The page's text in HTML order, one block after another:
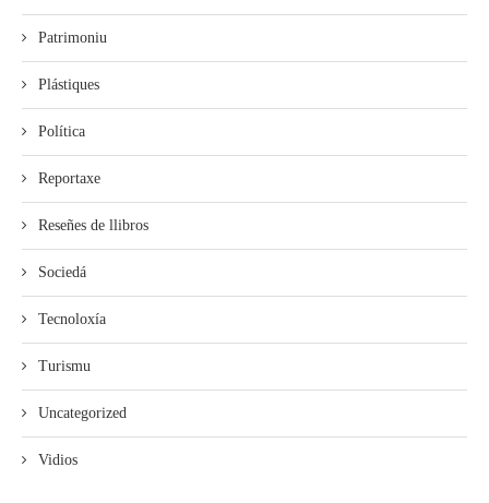
Patrimoniu
Plástiques
Política
Reportaxe
Reseñes de llibros
Sociedá
Tecnoloxía
Turismu
Uncategorized
Vidios